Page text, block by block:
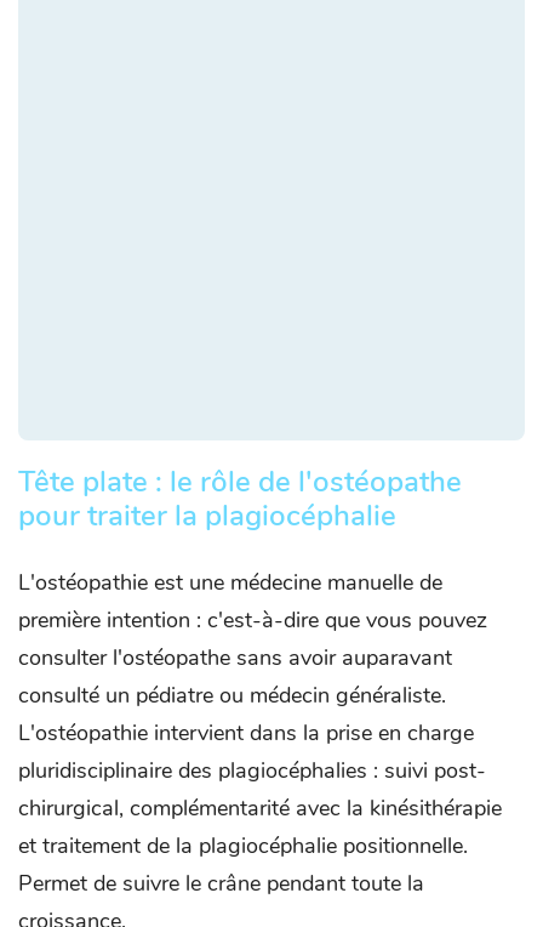
Tête plate : le rôle de l'ostéopathe
pour traiter la plagiocéphalie
L'ostéopathie est une médecine manuelle de
première intention : c'est-à-dire que vous pouvez
consulter l'ostéopathe sans avoir auparavant
consulté un pédiatre ou médecin généraliste.
L'ostéopathie intervient dans la prise en charge
pluridisciplinaire des plagiocéphalies : suivi post-
chirurgical, complémentarité avec la kinésithérapie
et traitement de la plagiocéphalie positionnelle.
Permet de suivre le crâne pendant toute la